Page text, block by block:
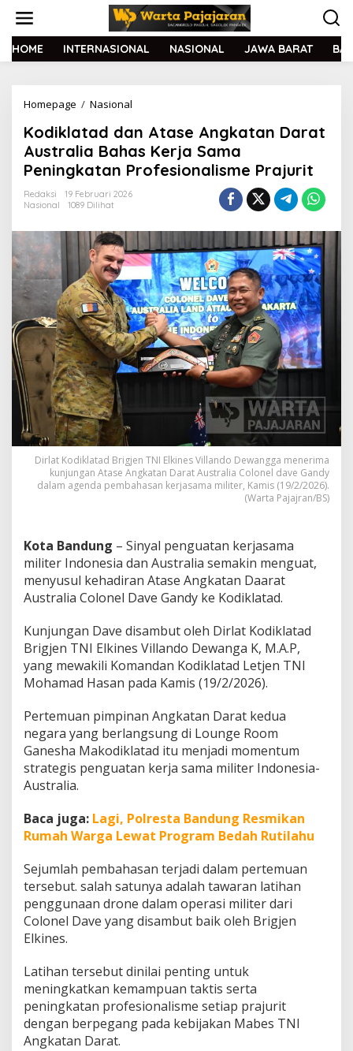
t
HOME INTERNASIONAL NASIONAL JAWA BARAT
Homepage / Nasional
d
i
k
l
d
d
a
A
t
a
s
e
A
n
a
n
D
a
A
u
s
t
r
l
i
a
B
a
a
s
K
e
r
S
a
m
P
e
n
i
n
a
t
a
n
P
Kodiklatad dan Atase Angkatan Darat
Australia Bahas Kerja Sama
Peningkatan Profesionalisme Prajurit
Redaksi
19 Februari 2026
Nasional
1089 Dilihat
Dirlat Kodiklatad Brigjen TNI Elkines Villando Dewangga menerima
kunjungan Atase Angkatan Darat Australia Colonel dave Gandy
dalam agenda pembahasan kerjasama militer, Kamis (19/2/2026).
(Warta Pajajran/BS)
Kota Bandung – Sinyal penguatan kerjasama
militer Indonesia dan Australia semakin menguat,
menyusul kehadiran Atase Angkatan Daarat
Australia Colonel Dave Gandy ke Kodiklatad.
Kunjungan Dave disambut oleh Dirlat Kodiklatad
Brigjen TNI Elkines Villando Dewanga K, M.A.P,
yang mewakili Komandan Kodiklatad Letjen TNI
Mohamad Hasan pada Kamis (19/2/2026).
Pertemuan pimpinan Angkatan Darat kedua
negara yang berlangsung di Lounge Room
Ganesha Makodiklatad itu menjadi momentum
strategis penguatan kerja sama militer Indonesia-
Australia.
Baca juga: Lagi, Polresta Bandung Resmikan
Rumah Warga Lewat Program Bedah Rutilahu
Sejumlah pembahasan terjadi dalam pertemuan
tersebut. salah satunya adalah tawaran latihan
penggunaan drone dalam operasi militer dari
Colonel Dave yang disambut baik oleh Brigjen
Elkines.
Latihan tersebut dinilai penting untuk
meningkatkan kemampuan taktis serta
peningkatan profesionalisme setiap prajurit
dengan berpegang pada kebijakan Mabes TNI
Angkatan Darat.